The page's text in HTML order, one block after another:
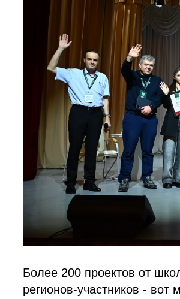
Более 200 проектов от
регионов-участников - вот